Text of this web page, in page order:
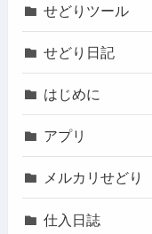
せどりツール
せどり日記
はじめに
アプリ
メルカリせどり
仕入日誌